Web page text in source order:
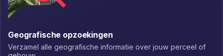
Geografische opzoekingen
Verzamel alle geografische informatie over jouw perceel of